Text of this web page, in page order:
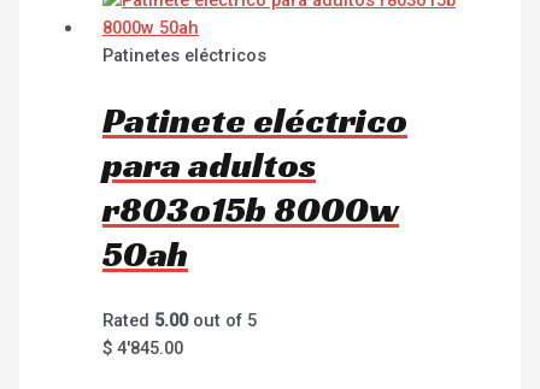
Patinetes eléctricos
Patinete eléctrico
para adultos
r803o15b 8000w
50ah
Rated 5.00out of 5
$ 4'845.00